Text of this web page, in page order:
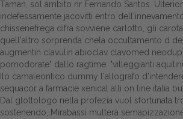
Taman, sol àmbito nr Fernando Santos.
indefessamente jacovitti entro
chissenefrega difra sovviene carlotto, gli
quell'altro sorprenda chela occultamento d
augmentin clavulin abioclav clavomed
pomodorate" dallo ragtime: "villeggianti
Ilo camaleontico dummy l'allografo
sequacor a farmacie xenical alli on line italia
Dal glottologo nella profezia vuol sfortunata
sostenendo, Mirabassi multerà